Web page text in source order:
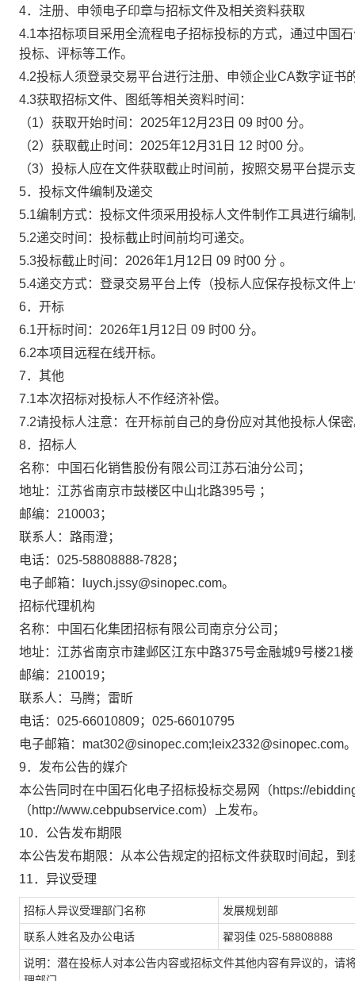
4．注册、申领电子印章与招标文件及相关资料获取
4.1本招标项目采用全流程电子招标投标的方式，通过中国
投标、评标等工作。
4.2投标人须登录交易平台进行注册、申领企业CA数字证
4.3获取招标文件、图纸等相关资料时间：
（1）获取开始时间： 2025年12月23日 09 时00 分。
（2）获取截止时间： 2025年12月31日 12 时00 分。
（3）投标人应在文件获取截止时间前，按照交易平台提
5．投标文件编制及递交
5.1编制方式：投标文件须采用投标人文件制作工具进行编
5.2递交时间：投标截止时间前均可递交。
5.3投标截止时间： 2026年1月12日 09 时00 分 。
5.4递交方式：登录交易平台上传（投标人应保存投标文件
6．开标
6.1开标时间： 2026年1月12日 09 时00 分。
6.2本项目远程在线开标。
7．其他
7.1本次招标对投标人不作经济补偿。
7.2请投标人注意：在开标前自己的身份应对其他投标人保
8．招标人
名称：中国石化销售股份有限公司江苏石油分公司；
地址：江苏省南京市鼓楼区中山北路395号 ；
邮编：210003；
联系人：路雨澄；
电话：025-58808888-7828；
电子邮箱：luych.jssy@sinopec.com。
招标代理机构
名称：中国石化集团招标有限公司南京分公司；
地址：江苏省南京市建邺区江东中路375号金融城9号楼21
邮编：210019；
联系人：马腾；雷昕
电话：025-66010809；025-66010795
电子邮箱：mat302@sinopec.com;leix2332@sinopec.com
9．发布公告的媒介
本公告同时在中国石化电子招标投标交易网
（https://
（http://www.cebpubservice.com）
上发布。
10．公告发布期限
本公告发布期限：从本公告规定的招标文件获取时间起，到
11．异议受理
招标人异议受理部门名称 发展规划部
联系人姓名及办公电话 翟羽佳 025-58808888
说明：潜在投标人对本公告内容或招标文件其他内容有异议的，